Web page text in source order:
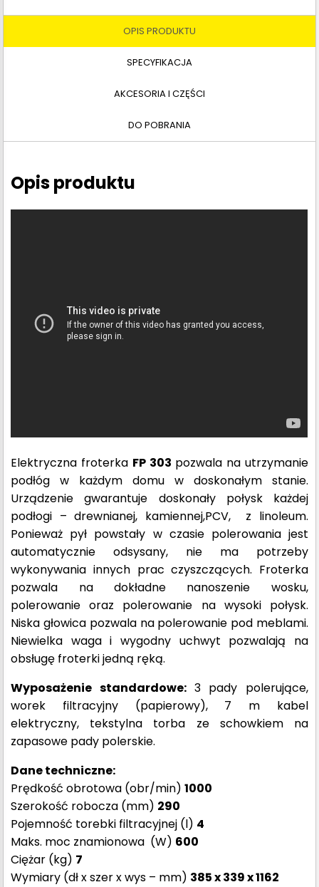
OPIS PRODUKTU
SPECYFIKACJA
AKCESORIA I CZĘŚCI
DO POBRANIA
Opis produktu
Elektryczna froterka FP 303 pozwala na utrzymanie
podłóg w każdym domu w doskonałym stanie.
Urządzenie gwarantuje doskonały połysk każdej
podłogi – drewnianej, kamiennej,PCV, z linoleum.
Ponieważ pył powstały w czasie polerowania jest
automatycznie odsysany, nie ma potrzeby
wykonywania innych prac czyszczących. Froterka
pozwala na dokładne nanoszenie wosku,
polerowanie oraz polerowanie na wysoki połysk.
Niska głowica pozwala na polerowanie pod meblami.
Niewielka waga i wygodny uchwyt pozwalają na
obsługę froterki jedną ręką.
Wyposażenie standardowe: 3 pady polerujące,
worek filtracyjny (papierowy), 7 m kabel
elektryczny, tekstylna torba ze schowkiem na
zapasowe pady polerskie.
Dane techniczne:
Prędkość obrotowa (obr/min)1000
Szerokość robocza (mm) 290
Pojemność torebki filtracyjnej (l) 4
Maks. moc znamionowa (W) 600
Ciężar (kg) 7
Wymiary (dł x szer x wys – mm) 385 x 339 x 1162